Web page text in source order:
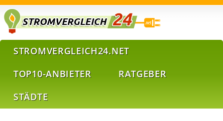
STROMVERGLEICH24.NET
TOP10-ANBIETER
RATGEBER
STÄDTE